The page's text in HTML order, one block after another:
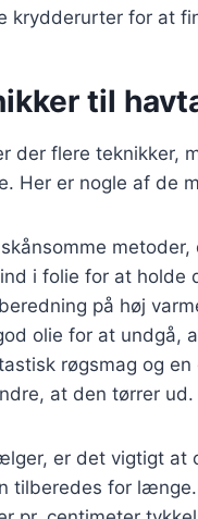
krydderurter for at
til
der flere teknikker,
Her er nogle af de
i folie for at holde
på høj
olie for at undgå,
røgsmag og
at den tørrer ud.
er det vigtigt at
tilberedes for